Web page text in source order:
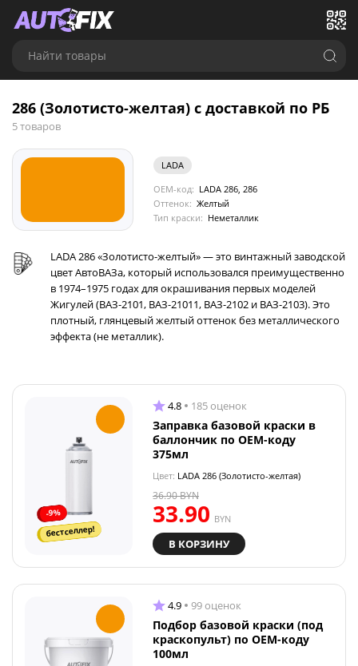
Найти товары
286 (Золотисто-желтая) с доставкой по РБ
5 товаров
LADA
OEM-код: LADA 286, 286
Оттенок: Желтый
Тип краски: Неметаллик
LADA 286 «Золотисто-желтый» — это винтажный заводской
цвет АвтоВАЗа, который использовался преимущественно
в 1974–1975 годах для окрашивания первых моделей
Жигулей (ВАЗ-2101, ВАЗ-21011, ВАЗ-2102 и ВАЗ-2103). Это
плотный, глянцевый желтый оттенок без металлического
эффекта (не металлик).
-9%
бестселлер!
4.8 185 оценок
Заправка базовой краски в
баллончик по OEM-коду
375мл
Цвет: LADA 286 (Золотисто-желтая)
33.90 BYN
36.90BYN
В КОРЗИНУ
4.9 99 оценок
Подбор базовой краски (под
краскопульт) по OEM-коду
100мл